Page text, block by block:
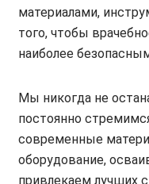
материалами,
того, чтобы
наиболее
Мы никогда не
постоянно
современные
оборудование,
привлекаем лучших